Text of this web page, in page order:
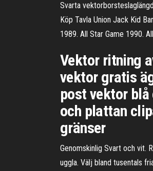
Svarta
Köp Tavla Union Jack Kid
1989. All Star Game 1990.
Vektor ritning
vektor gratis
post vektor
och plattan
gränser
Genomskinlig Svart och vit.
uggla. Välj bland tusentals